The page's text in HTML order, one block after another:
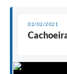
02/02/2021